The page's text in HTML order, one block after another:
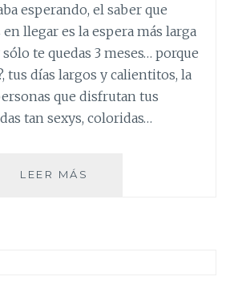
esperando, el saber que
en llegar es la espera más larga
te quedas 3 meses… porque
tus días largos y calientitos, la
que disfrutan tus
tan sexys, coloridas…
LEER MÁS